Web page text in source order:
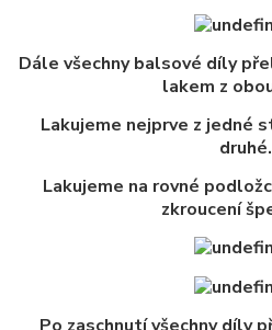
Dále všechny balsové díly
lakem z
Lakujeme nejprve z jedné
druhé.
Lakujeme na rovné
zkroucení